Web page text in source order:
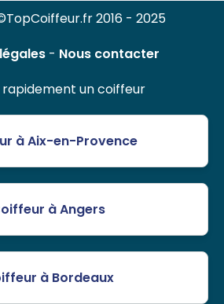
2016 - 2025
- Nous contacter
un coiffeur
à Aix-en-Provence
à Angers
à Bordeaux